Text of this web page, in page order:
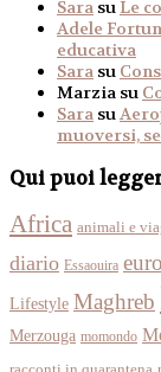
Sara suLe
Adele
educativa
Sara su
Marzia su
Sara su
muoversi,
Qui puoi
Africa animali e
diario Essaouira
Lifestyle Maghreb
Merzouga momondo